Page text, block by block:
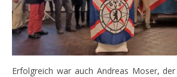
Erfolgreich war auch Andreas Moser,